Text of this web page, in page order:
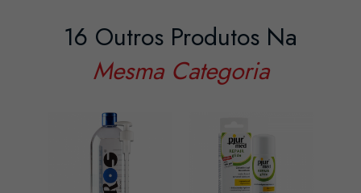
16 Outros Produtos Na
Mesma Categoria